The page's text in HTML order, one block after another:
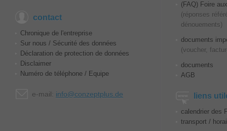
contact
Chronique de l'entreprise
Sur nous / Sécurité des données
Déclaration de protection de données
Disclaimer
Numéro de téléphone / Equipe
e-mail: info@conzeptplus.de
(FAQ) Foire
(réponses
dénouements)
documents
(voucher,
documents
AGB
liens
calendrier des
transport /